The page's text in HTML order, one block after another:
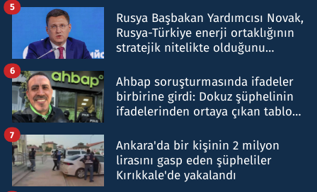
Rusya Başbakan Yardımcısı Novak,
Rusya-Türkiye enerji ortaklığının
stratejik nitelikte olduğunu
5
Ahbap soruşturmasında ifadeler
birbirine girdi: Dokuz şüphelinin
ifadelerinden ortaya çıkan tablo
6
Ankara'da bir kişinin 2 milyon
lirasını gasp eden şüpheliler
Kırıkkale'de yakalandı
7